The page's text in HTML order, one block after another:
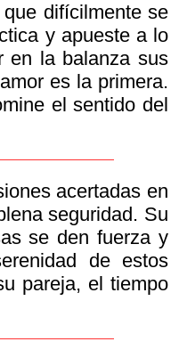
difícilmente se
y apueste a lo
en la balanza sus
es la primera.
el sentido del
acertadas en
seguridad. Su
se den fuerza y
de estos
pareja, el tiempo